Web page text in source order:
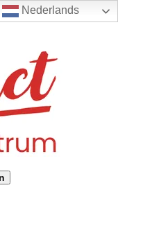
Nederlands